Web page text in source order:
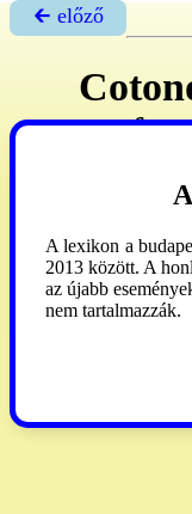
🡰 előző
pref.
sz,
A lexikon a
2013 között. A
az újabb
nem tartalmazzák.